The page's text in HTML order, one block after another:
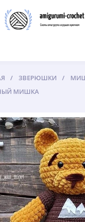
ЗВЕРЮШКИ
МИШКА